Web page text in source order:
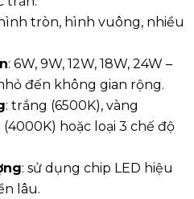
tròn, hình vuông, nhiều
: 6W, 9W, 12W, 18W, 24W –
đến không gian rộng.
: trắng (6500K), vàng
hoặc loại 3 chế độ
: sử dụng chip LED hiệu
lâu.